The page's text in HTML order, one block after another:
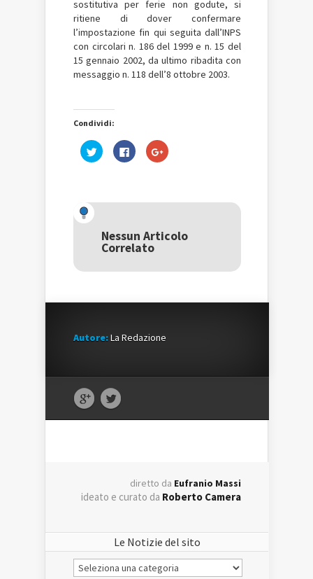
sostitutiva per ferie non godute, si
ritiene di dover confermare
l’impostazione fin qui seguita dall’INPS
con circolari n. 186 del 1999 e n. 15 del
15 gennaio 2002, da ultimo ribadita con
messaggio n. 118 dell’8 ottobre 2003.
Condividi:
Fai
clic
una
nuova
finestra)
Fai
clic
nuova
finestra)
Fai
clic
una
nuova
Nessun Articolo
Correlato
Autore:La Redazione
diretto da Eufranio Massi
ideato e curato da Roberto Camera
Le Notizie del sito
Le
Notizie